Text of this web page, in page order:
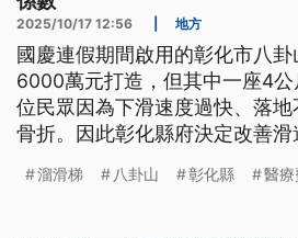
2025/10/17 12:56 地方
國慶連假期間啟用的彰化市八
6000萬元打造，但其中一座4
位民眾因為下滑速度過快、落
骨折。因此彰化縣府決定改善滑
溜滑梯 八卦山 彰化縣 醫療